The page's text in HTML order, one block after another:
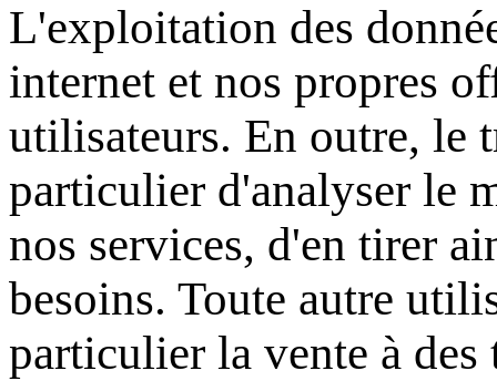
L'exploitation des
internet et nos propres
utilisateurs. En outre, le
particulier d'analyser le
nos services, d'en tirer
besoins. Toute autre
particulier la vente à des